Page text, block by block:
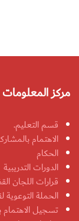
مركز المعلومات
قسم التعليم.
الاهتمام
الحكام
الدورات التدريبية
قرارات اللجان
الحملة التوعوية
تسجيل الاهتمام